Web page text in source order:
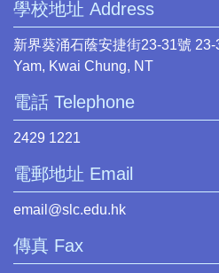
學校地址 Address
新界葵涌石蔭安捷街23-31號
Yam, Kwai Chung, NT
電話 Telephone
2429 1221
電郵地址 Email
email@slc.edu.hk
傳真 Fax